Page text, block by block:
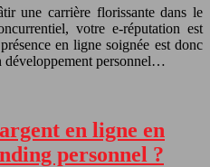
une carrière florissante dans le
votre e-réputation est
en ligne soignée est donc
développement personnel…
en ligne en
personnel ?